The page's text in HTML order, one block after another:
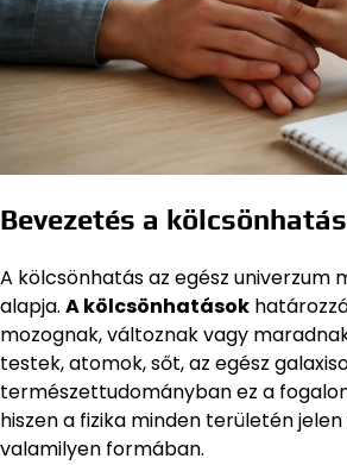
Bevezetés a
A kölcsönhatás az egész univerzum
alapja. A kölcsönhatások
mozognak, változnak vagy
testek, atomok, sőt, az egész
természettudományban ez a
hiszen a fizika minden területén
valamilyen formában.